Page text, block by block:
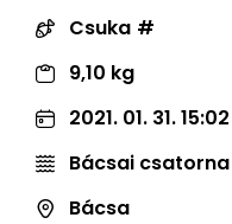
Csuka
9,10 kg
2021. 01. 31. 15:02
Bácsai csatorna
Bácsa